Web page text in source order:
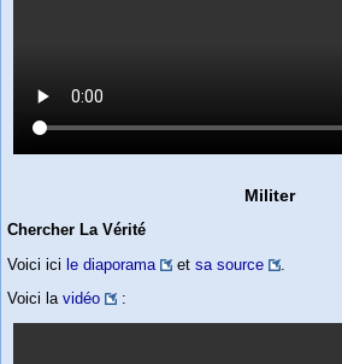
Militer
Chercher La Vérité
Voici ici le diaporama et sa source
Voici la vidéo :